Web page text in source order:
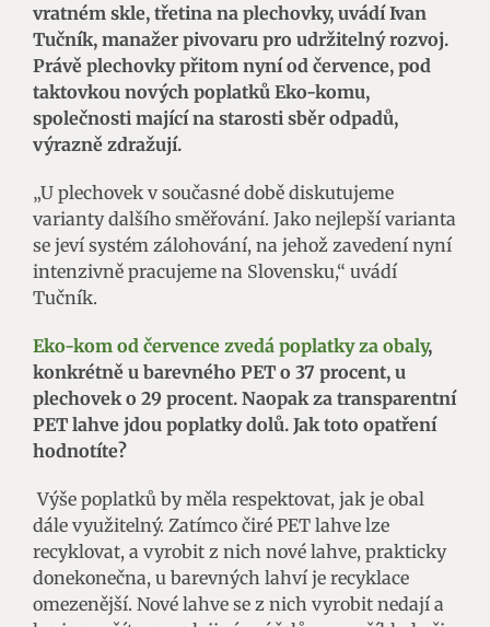
vratném skle, třetina na plechovky, uvádí Ivan
Tučník, manažer pivovaru pro udržitelný rozvoj.
Právě plechovky přitom nyní od července, pod
taktovkou nových poplatků Eko-komu,
společnosti mající na starosti sběr odpadů,
výrazně zdražují.
„U plechovek v současné době diskutujeme
varianty dalšího směřování. Jako nejlepší varianta
se jeví systém zálohování, na jehož zavedení nyní
intenzivně pracujeme na Slovensku,“ uvádí
Tučník.
Eko-kom od července zvedá poplatky za obaly,
konkrétně u barevného PET o 37 procent, u
plechovek o 29 procent. Naopak za transparentní
PET lahve jdou poplatky dolů. Jak toto opatření
hodnotíte?
Výše poplatků by měla respektovat, jak je obal
dále využitelný. Zatímco čiré PET lahve lze
recyklovat, a vyrobit z nich nové lahve, prakticky
donekonečna, u barevných lahví je recyklace
omezenější. Nové lahve se z nich vyrobit nedají a